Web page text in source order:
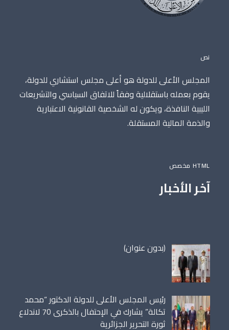
نص
المجلس الأعلى للدولة هو أعلى مجلس استشاري للدولة،
يقوم بعمله باستقلالية وفقاً للاتفاق السياسي والتشريعات
الليبية النافذة، ويكون له الشخصية القانونية الاعتبارية
والذمة المالية المستقلة.
HTML مخصص
آخر الأخبار
(بدون عنوان)مقالة
رئيس المجلس الأعلى للدولة الدكتور “محمد
تكالة” يشارك في الإحتفال بالذكرى 70 لاندلاع
ثورة التحرير الجزائرية